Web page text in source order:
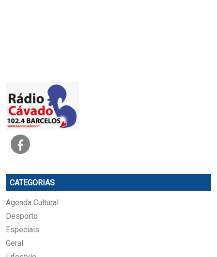
CATEGORIAS
Agenda Cultural
Desporto
Especiais
Geral